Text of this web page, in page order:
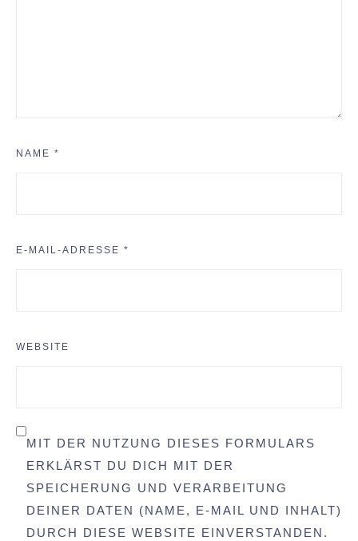
NAME *
E-MAIL-ADRESSE *
WEBSITE
MIT DER NUTZUNG DIESES FORMULARS
ERKLÄRST DU DICH MIT DER
SPEICHERUNG UND VERARBEITUNG
DEINER DATEN (NAME, E-MAIL UND INHALT)
DURCH DIESE WEBSITE EINVERSTANDEN.